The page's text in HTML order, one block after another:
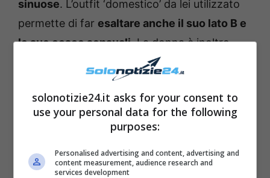
sinuose. L’outfit ‘domestico’ da lei utilizzato
permette di far esaltare anche il suo lato B e
le sue cosce sensuali. La donna è inoltre
rivolta verso lo specchio e ha scelto una
davvero molto sexy. “
sorriso smagliante“, ha scritto lei come
didascalia del post, “ weekend di km, gare e
ed esco a sistemare i miei ragazzi“.
solonotizie24.it asks for your consent to
use your personal data for the following
purposes:
Personalised advertising and content, advertising and
content measurement, audience research and
services development